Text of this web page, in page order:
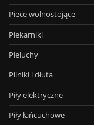
Piece wolnostojące
Piekarniki
Pieluchy
Pilniki i dłuta
Piły elektryczne
Piły łańcuchowe